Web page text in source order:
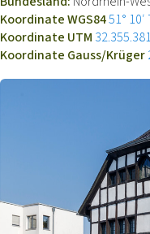
Koordinate WGS8451° 10′
Koordinate UTM
Koordinate Gauss/Krüger